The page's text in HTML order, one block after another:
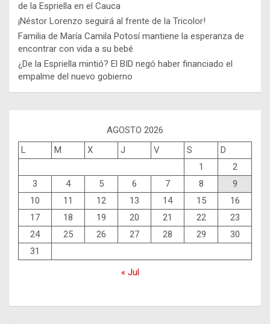
de la Espriella en el Cauca
¡Néstor Lorenzo seguirá al frente de la Tricolor!
Familia de María Camila Potosí mantiene la esperanza de
encontrar con vida a su bebé
¿De la Espriella mintió? El BID negó haber financiado el
empalme del nuevo gobierno
AGOSTO 2026
L
M X J V S
D
1
2
3
4 5 6 7 8
9
10
11 12 13 14 15
16
17
18 19 20 21 22
23
24
25 26 27 28 29
30
31
« Jul